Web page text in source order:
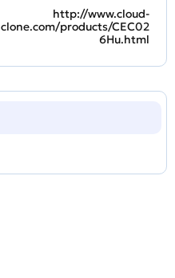
http://www.cloud-
clone.com/products/CEC02
6Hu.html